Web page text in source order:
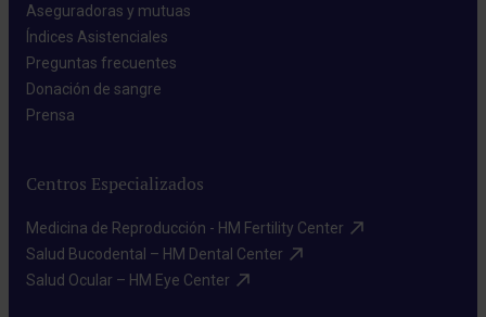
Aseguradoras y mutuas​
Índices Asistenciales​
Preguntas frecuentes​
Donación de sangre​
Prensa​
Centros Especializados
Medicina de Reproducción - HM Fertility Center​
Salud Bucodental – HM Dental Center​
Salud Ocular – HM Eye Center​